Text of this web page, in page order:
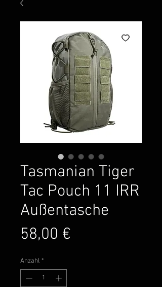
Tasmanian Tiger
Tac Pouch 11 IRR
Außentasche
58,00 €
Anzahl *